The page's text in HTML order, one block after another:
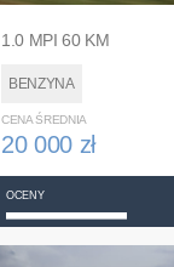
1.0 MPI 60 KM
BENZYNA
CENA ŚREDNIA
20 000 zł
OCENY